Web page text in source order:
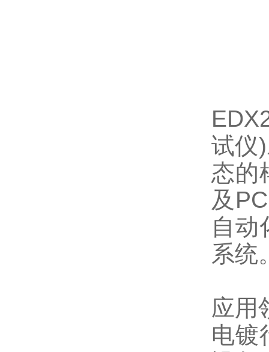
试仪
态的
及
自动
系统
应用
电镀